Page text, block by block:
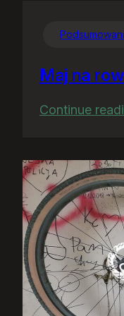
Maj na
Continue